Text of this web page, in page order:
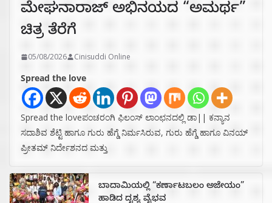
ಮೇಘನಾರಾಜ್ ಅಭಿನಯದ “ಅಮರ್ಥ”
ಚಿತ್ರ ತೆರೆಗೆ
05/08/2026 Cinisuddi Online
Spread the love
Spread the loveಪಂಚರಂಗಿ ಫಿಲಂಸ್ ಲಾಂಛನದಲ್ಲಿ ಡಾ|| ಕನ್ಯಾನ
ಸದಾಶಿವ ಶೆಟ್ಟಿ ಹಾಗೂ ಗುರು ಹೆಗ್ಡೆ ನಿರ್ಮಸಿರುವ, ಗುರು ಹೆಗ್ಡೆ ಹಾಗೂ ವಿನಯ್
ಪ್ರೀತಮ್ ನಿರ್ದೇಶನದ ಮತ್ತು
ಬಾದಾಮಿಯಲ್ಲಿ “ಕರ್ಣಾಟಬಲಂ ಅಜೇಯಂ”
ಹಾಡಿದ ದೃಶ್ಯ ವೈಭವ